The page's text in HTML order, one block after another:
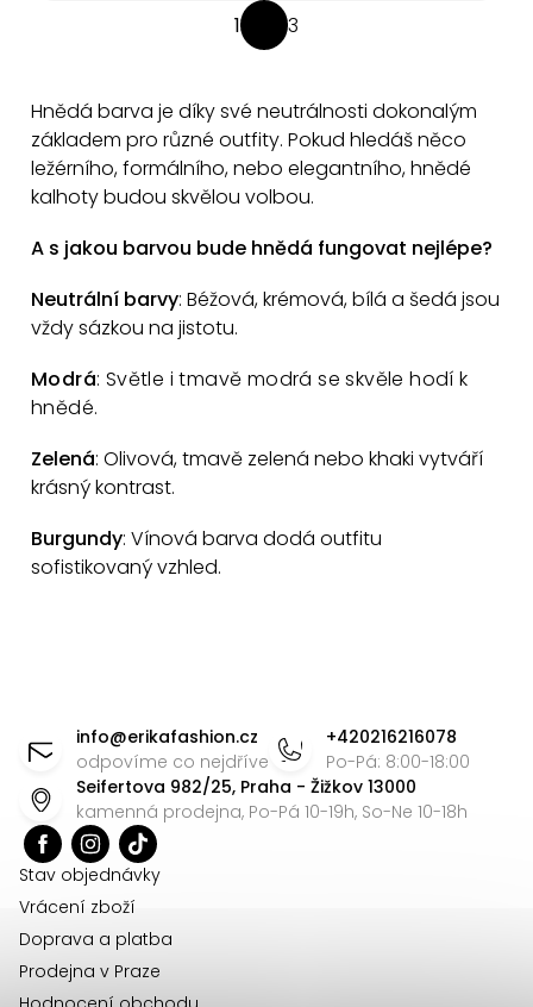
O
v
á
d
a
c
p
r
y
ý
s
á
n
k
o
á
í
1 3
Hnědá barva je díky své neutrálnosti dokonalým
základem pro různé outfity. Pokud hledáš něco
ležérního, formálního, nebo elegantního, hnědé
kalhoty budou skvělou volbou.
A s jakou barvou bude hnědá fungovat nejlépe?
Neutrální barvy: Béžová, krémová, bílá a šedá jsou
vždy sázkou na jistotu.
Modrá: Světle i tmavě modrá se skvěle hodí k
hnědé.
Zelená: Olivová, tmavě zelená nebo khaki vytváří
krásný kontrast.
Burgundy: Vínová barva dodá outfitu
sofistikovaný vzhled.
info@erikafashion.cz
odpovíme co nejdříve
+420216216078
Po-Pá: 8:00-18:00
Seifertova 982/25, Praha - Žižkov 13000
kamenná prodejna, Po-Pá 10-19h, So-Ne 10-18h
Stav objednávky
Vrácení zboží
Doprava a platba
Prodejna v Praze